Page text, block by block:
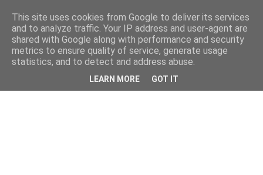
This site uses cookies from Google to deliver its services
and to analyze traffic. Your IP address and user-agent are
shared with Google along with performance and security
metrics to ensure quality of service, generate usage
statistics, and to detect and address abuse.
LEARN MORE GOT IT